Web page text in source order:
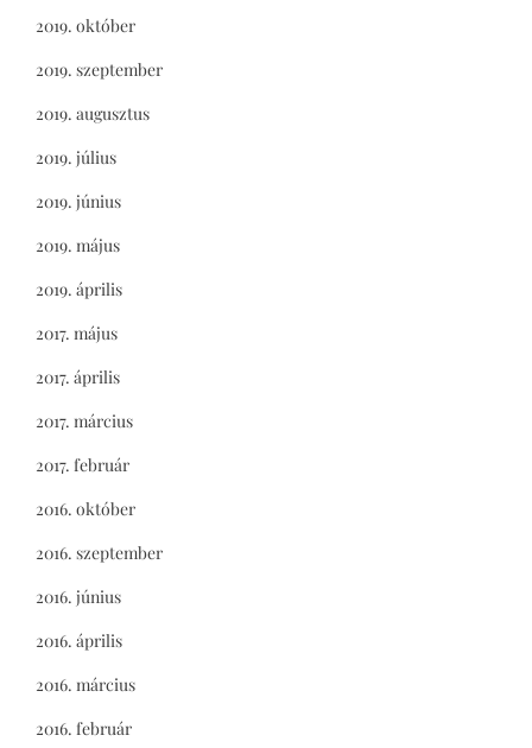
2019. október
2019. szeptember
2019. augusztus
2019. július
2019. június
2019. május
2019. április
2017. május
2017. április
2017. március
2017. február
2016. október
2016. szeptember
2016. június
2016. április
2016. március
2016. február